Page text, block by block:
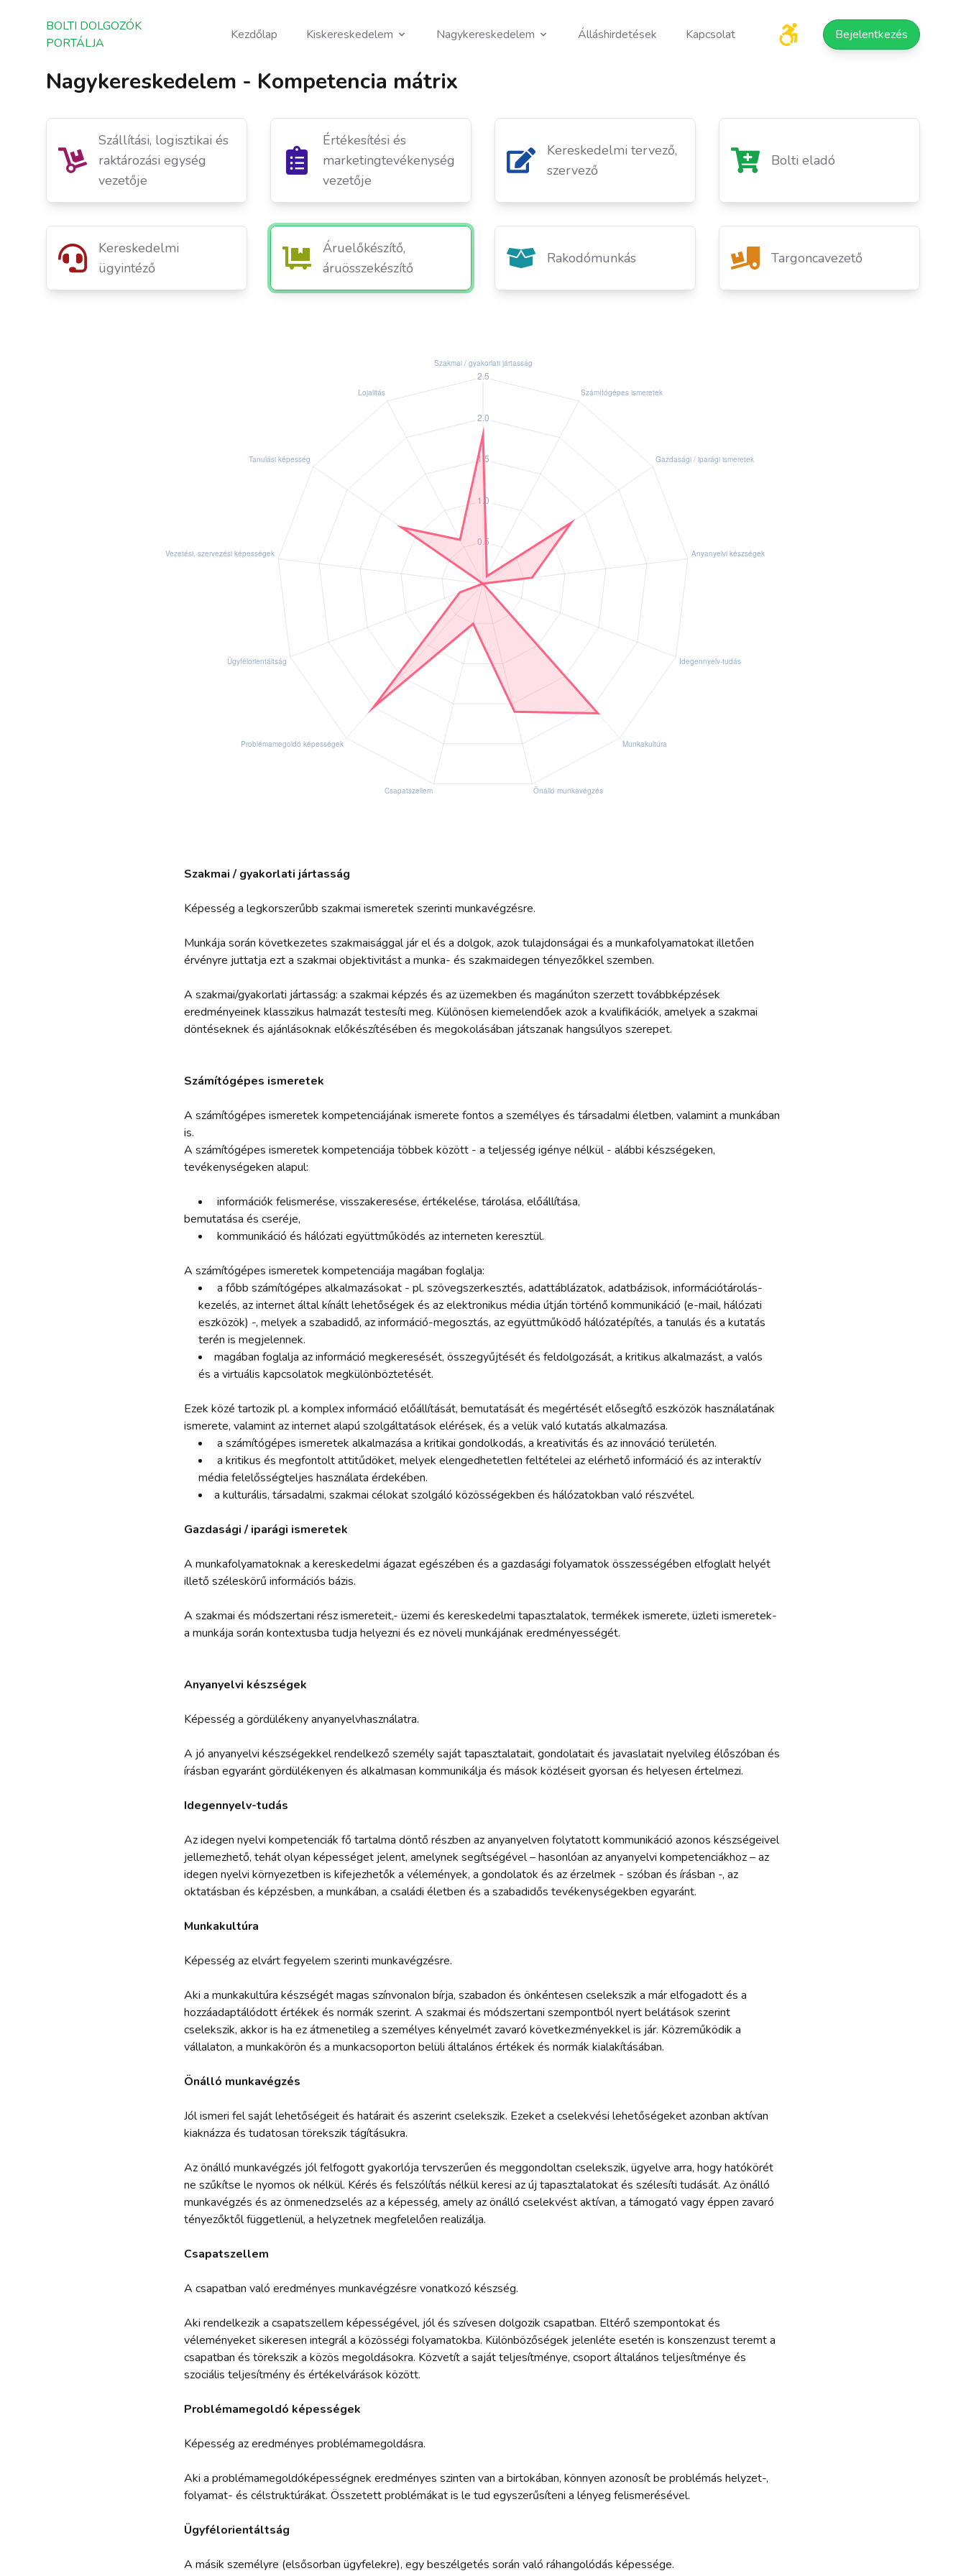
BOLTI DOLGOZÓK PORTÁLJA
BOLTI DOLGOZÓK
PORTÁLJA
Kezdőlap Kiskereskedelem Nagykereskedelem Álláshirdetések Kapcsolat Bejelentkezés
Nagykereskedelem - Kompetencia mátrix
Szállítási, logisztikai és
raktározási egység
vezetője
Értékesítési és
marketingtevékenység
vezetője
Kereskedelmi tervező,
szervező
Bolti eladó
Kereskedelmi
ügyintéző
Áruelőkészítő,
áruösszekészítő
Rakodómunkás Targoncavezető
Szakmai / gyakorlati jártasság
Képesség a legkorszerűbb szakmai ismeretek szerinti munkavégzésre.
Munkája során következetes szakmaisággal jár el és a dolgok, azok tulajdonságai és a munkafolyamatokat illetően
érvényre juttatja ezt a szakmai objektivitást a munka- és szakmaidegen tényezőkkel szemben.
A szakmai/gyakorlati jártasság: a szakmai képzés és az üzemekben és magánúton szerzett továbbképzések
eredményeinek klasszikus halmazát testesíti meg. Különösen kiemelendőek azok a kvalifikációk, amelyek a szakmai
döntéseknek és ajánlásoknak előkészítésében és megokolásában játszanak hangsúlyos szerepet.
Számítógépes ismeretek
A számítógépes ismeretek kompetenciájának ismerete fontos a személyes és társadalmi életben, valamint a munkában
is.
A számítógépes ismeretek kompetenciája többek között - a teljesség igénye nélkül - alábbi készségeken,
tevékenységeken alapul:
információk felismerése, visszakeresése, értékelése, tárolása, előállítása,
bemutatása és cseréje,
kommunikáció és hálózati együttműködés az interneten keresztül.
A számítógépes ismeretek kompetenciája magában foglalja:
a főbb számítógépes alkalmazásokat - pl. szövegszerkesztés, adattáblázatok, adatbázisok, információtárolás-
kezelés, az internet által kínált lehetőségek és az elektronikus média útján történő kommunikáció (e-mail, hálózati
eszközök) -, melyek a szabadidő, az információ-megosztás, az együttműködő hálózatépítés, a tanulás és a kutatás
terén is megjelennek.
magában foglalja az információ megkeresését, összegyűjtését és feldolgozását, a kritikus alkalmazást, a valós
és a virtuális kapcsolatok megkülönböztetését.
Ezek közé tartozik pl. a komplex információ előállítását, bemutatását és megértését elősegítő eszközök használatának
ismerete, valamint az internet alapú szolgáltatások elérések, és a velük való kutatás alkalmazása.
a számítógépes ismeretek alkalmazása a kritikai gondolkodás, a kreativitás és az innováció területén.
a kritikus és megfontolt attitűdöket, melyek elengedhetetlen feltételei az elérhető információ és az interaktív
média felelősségteljes használata érdekében.
a kulturális, társadalmi, szakmai célokat szolgáló közösségekben és hálózatokban való részvétel.
Gazdasági / iparági ismeretek
A munkafolyamatoknak a kereskedelmi ágazat egészében és a gazdasági folyamatok összességében elfoglalt helyét
illető széleskörű információs bázis.
A szakmai és módszertani rész ismereteit,- üzemi és kereskedelmi tapasztalatok, termékek ismerete, üzleti ismeretek-
a munkája során kontextusba tudja helyezni és ez növeli munkájának eredményességét.
Anyanyelvi készségek
Képesség a gördülékeny anyanyelvhasználatra.
A jó anyanyelvi készségekkel rendelkező személy saját tapasztalatait, gondolatait és javaslatait nyelvileg élőszóban és
írásban egyaránt gördülékenyen és alkalmasan kommunikálja és mások közléseit gyorsan és helyesen értelmezi.
Idegennyelv-tudás
Az idegen nyelvi kompetenciák fő tartalma döntő részben az anyanyelven folytatott kommunikáció azonos készségeivel
jellemezhető, tehát olyan képességet jelent, amelynek segítségével – hasonlóan az anyanyelvi kompetenciákhoz – az
idegen nyelvi környezetben is kifejezhetők a vélemények, a gondolatok és az érzelmek - szóban és írásban -, az
oktatásban és képzésben, a munkában, a családi életben és a szabadidős tevékenységekben egyaránt.
Munkakultúra
Képesség az elvárt fegyelem szerinti munkavégzésre.
Aki a munkakultúra készségét magas színvonalon bírja, szabadon és önkéntesen cselekszik a már elfogadott és a
hozzáadaptálódott értékek és normák szerint. A szakmai és módszertani szempontból nyert belátások szerint
cselekszik, akkor is ha ez átmenetileg a személyes kényelmét zavaró következményekkel is jár. Közreműködik a
vállalaton, a munkakörön és a munkacsoporton belüli általános értékek és normák kialakításában.
Önálló munkavégzés
Jól ismeri fel saját lehetőségeit és határait és aszerint cselekszik. Ezeket a cselekvési lehetőségeket azonban aktívan
kiaknázza és tudatosan törekszik tágításukra.
Az önálló munkavégzés jól felfogott gyakorlója tervszerűen és meggondoltan cselekszik, ügyelve arra, hogy hatókörét
ne szűkítse le nyomos ok nélkül. Kérés és felszólítás nélkül keresi az új tapasztalatokat és szélesíti tudását. Az önálló
munkavégzés és az önmenedzselés az a képesség, amely az önálló cselekvést aktívan, a támogató vagy éppen zavaró
tényezőktől függetlenül, a helyzetnek megfelelően realizálja.
Csapatszellem
A csapatban való eredményes munkavégzésre vonatkozó készség.
Aki rendelkezik a csapatszellem képességével, jól és szívesen dolgozik csapatban. Eltérő szempontokat és
véleményeket sikeresen integrál a közösségi folyamatokba. Különbözőségek jelenléte esetén is konszenzust teremt a
csapatban és törekszik a közös megoldásokra. Közvetít a saját teljesítménye, csoport általános teljesítménye és
szociális teljesítmény és értékelvárások között.
Problémamegoldó képességek
Képesség az eredményes problémamegoldásra.
Aki a problémamegoldóképességnek eredményes szinten van a birtokában, könnyen azonosít be problémás helyzet-,
folyamat- és célstruktúrákat. Összetett problémákat is le tud egyszerűsíteni a lényeg felismerésével.
Ügyfélorientáltság
A másik személyre (elsősorban ügyfelekre), egy beszélgetés során való ráhangolódás képessége.